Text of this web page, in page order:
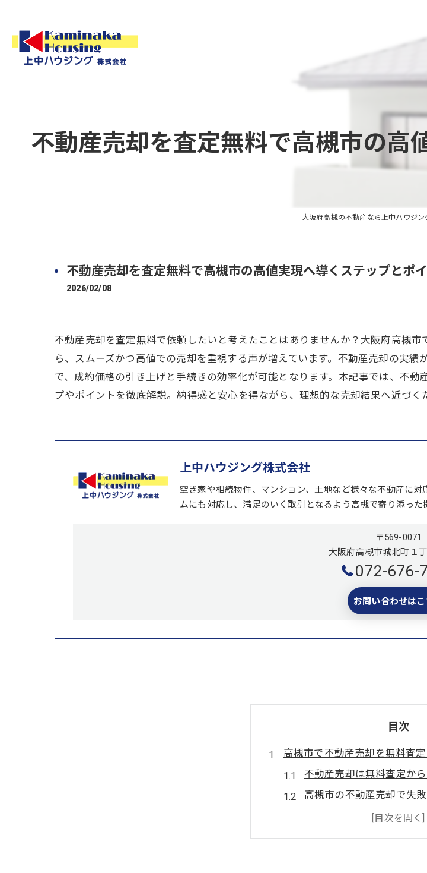
不動産売却を査定無料で高槻市の高
大阪府高槻の不動産なら上中ハウジン
不動産売却を査定無料で高槻市の高値実現へ導くステップとポ
2026/02/08
不動産売却を査定無料で依頼したいと考えたことはありませんか？大阪府高槻
ら、スムーズかつ高値での売却を重視する声が増えています。不動産売却の実
で、成約価格の引き上げと手続きの効率化が可能となります。本記事では、不
プやポイントを徹底解説。納得感と安心を得ながら、理想的な売却結果へ近づく
上中ハウジング株式会社
空き家や相続物件、マンション、土地など様々な不動産に
ムにも対応し、満足のいく取引となるよう高槻で寄り添った
〒569-0071
大阪府高槻市城北町１
072-676-
お問い合わせはこ
目次
高槻市で不動産売却を無料査
不動産売却は無料査定か
高槻市の不動産売却で失
無料査定サービスがもた
不動産売却の無料相談で